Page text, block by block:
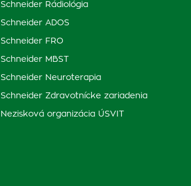
Schneider Rádiológia
Schneider ADOS
Schneider FRO
Schneider MBST
Schneider Neuroterapia
Schneider Zdravotnícke zariadenia
Nezisková organizácia ÚSVIT